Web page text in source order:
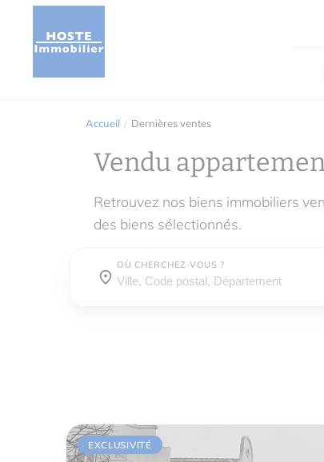
Accueil Dernières ventes
Vendu
Retrouvez nos biens immobiliers
des biens sélectionnés.
OÙ CHERCHEZ-VOUS ?
Où cherchez-vous ?
Où cherchez-vous ?
EXCLUSIVITÉ